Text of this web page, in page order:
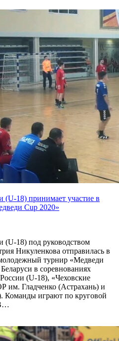
(U-18) принимает участие в
Cup 2020»
(U-18) под руководством
Никуленкова отправилась в
турнир «Медведи
в соревнованиях
(U-18), «Чеховские
Гладченко (Астрахань) и
Команды играют по круговой